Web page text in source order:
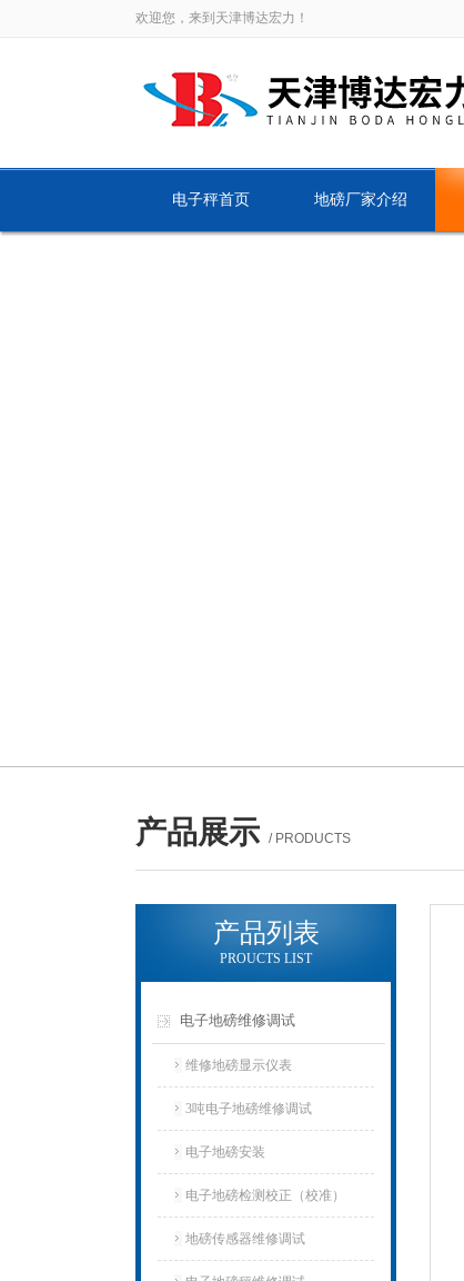
欢迎您，来到天津博达宏力！
电子秤首页 地磅厂家介绍
产品展示 / PRODUCTS
产品列表
PROUCTS LIST
电子地磅维修调试
维修地磅显示仪表
3吨电子地磅维修调试
电子地磅安装
电子地磅检测校正（校准）
地磅传感器维修调试